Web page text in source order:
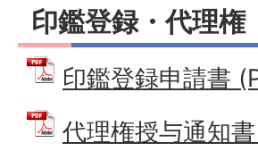
印鑑登録・代理権
印鑑登録申請書
代理権授与通知